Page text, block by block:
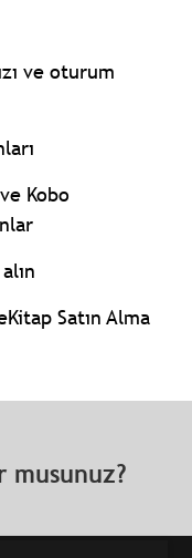
ve oturum
Kobo
Satın Alma
musunuz?